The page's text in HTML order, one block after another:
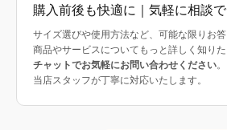
購入前後も快適に｜気軽に相談
サイズ選びや使用方法など、可能な限りお答
商品やサービスについてもっと詳しく知りた
チャットでお気軽にお問い合わせください。
当店スタッフが丁寧に対応いたします。